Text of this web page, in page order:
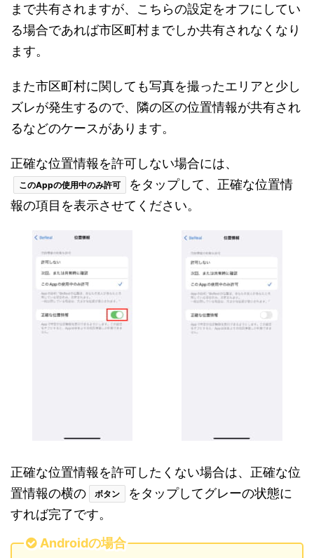
まで共有されますが、こちらの設定をオフにしてい
る場合であれば市区町村までしか共有されなくなり
ます。
また市区町村に関しても写真を撮ったエリアと少し
ズレが発生するので、隣の区の位置情報が共有され
るなどのケースがあります。
正確な位置情報を許可しない場合には、
このAppの使用中のみ許可
をタップして、正確な位置情
報の項目を表示させてください。
正確な位置情報を許可したくない場合は、正確な位
置情報の横の
ボタン
をタップしてグレーの状態に
すれば完了です。
Androidの場合